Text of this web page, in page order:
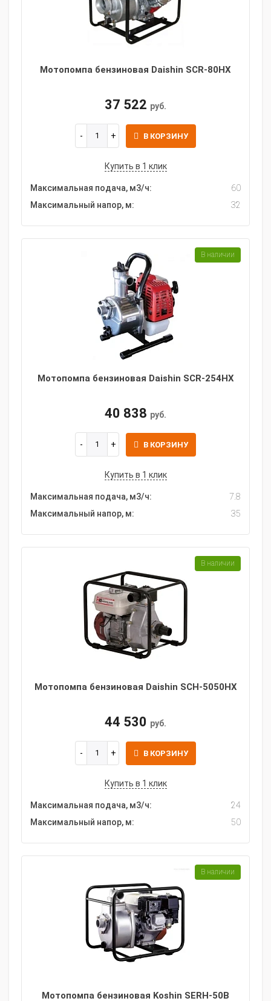
Мотопомпа бензиновая Daishin SCR-80HX
37 522 руб.
В КОРЗИНУ
Купить в 1 клик
Максимальная подача, м3/ч:
60
Максимальный напор, м:
32
Мотопомпа бензиновая Daishin SCR-254HX
40 838 руб.
В КОРЗИНУ
Купить в 1 клик
Максимальная подача, м3/ч:
7.8
Максимальный напор, м:
35
В наличии
Мотопомпа бензиновая Daishin SCH-5050HX
44 530 руб.
В КОРЗИНУ
Купить в 1 клик
Максимальная подача, м3/ч:
24
Максимальный напор, м:
50
В наличии
Мотопомпа бензиновая Koshin SERH-50B
В наличии